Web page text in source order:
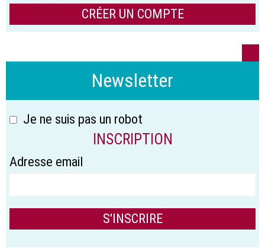
CRÉER UN COMPTE
Newsletter
Je ne suis pas un robot
INSCRIPTION
Adresse email